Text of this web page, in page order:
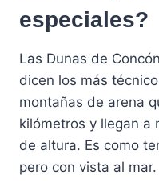
especiales?
Las Dunas de
dicen los más
montañas de arena
kilómetros y llegan a
de altura. Es como
pero con vista al mar.